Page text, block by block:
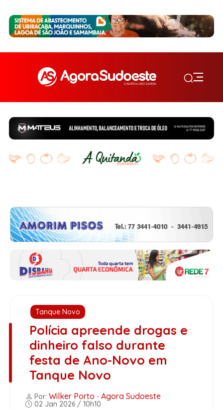
Tanque Novo
Polícia apreende drogas e
dinheiro falso durante
festa de Ano-Novo em
Tanque Novo
Por: Wilker Porto - Agora Sudoeste
02 Jan 2026 / 10h10